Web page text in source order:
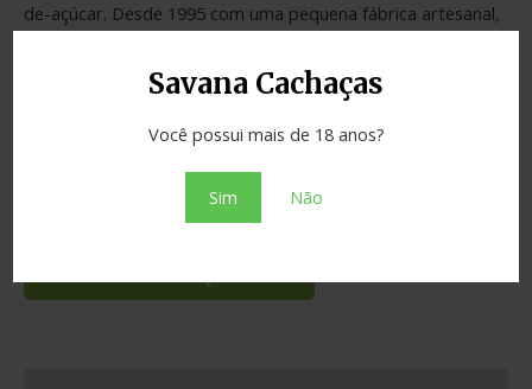
Savana Cachaças
Você possui mais de 18 anos?
Sim Não
de-açúcar. Desde 1995 com uma pequena fábrica artesanal,
Bálsamo e pau Darco, para depois de 3 anos de
envelhecimento, colocá-la no mercado.
Categoria: Cachaças